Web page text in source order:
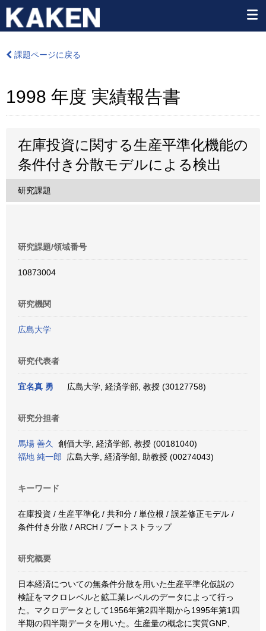
課題ページに戻る
1998 年度 実績報告書
在庫投資に関する生産平準化機能の
条件付き分散モデルによる検出
研究課題
研究課題/領域番号
10873004
研究機関
広島大学
研究代表者
宜名真 勇 広島大学, 経済学部, 教授 (30127758)
研究分担者
馬場 善久
創価大学, 経済学部, 教授 (00181040)
福地 純一郎 広島大学, 経済学部, 助教授 (00274043)
キーワード
在庫投資 / 生産平準化 / 共和分 / 単位根 / 誤差修正モデル /
条件付き分散 / ARCH / ブートストラップ
研究概要
日本経済についての無条件分散を用いた生産平準化仮説の
検証をマクロレベルと鉱工業レベルのデータによって行っ
た。マクロデータとして1956年第2四半期から1995年第1四
半期の四半期データを用いた。生産量の概念に実質GNP、